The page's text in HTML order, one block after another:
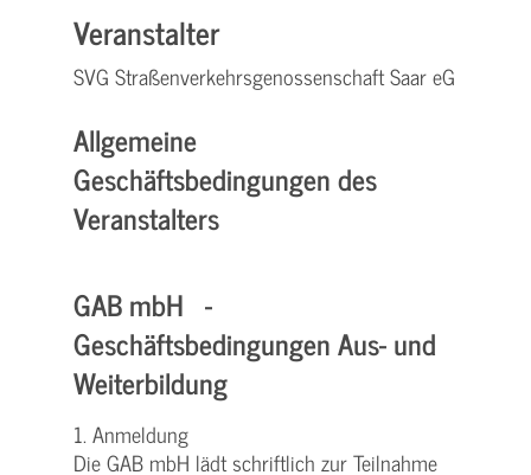
Veranstalter
SVG Straßenverkehrsgenossenschaft Saar eG
Allgemeine
Geschäftsbedingungen des
Veranstalters
GAB mbH -
Geschäftsbedingungen Aus- und
Weiterbildung
1. Anmeldung
Die GAB mbH lädt schriftlich zur Teilnahme